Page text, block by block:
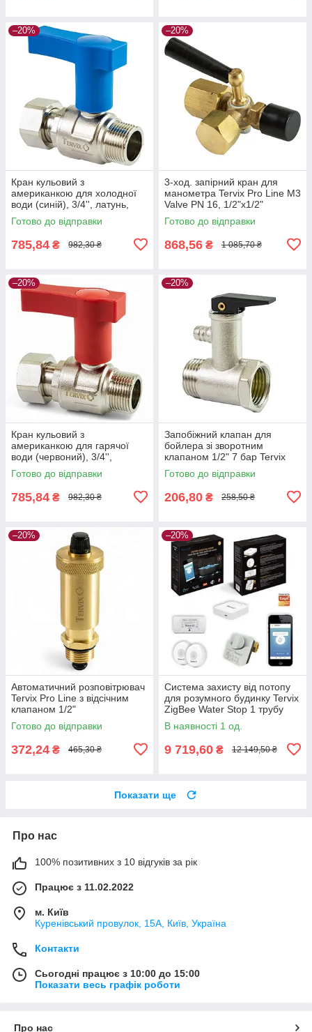
–20%
Кран кульовий з
американкою для холодної
води (синій), 3/4'', латунь,
Tervix Pro Line WD
Готово до відправки
785,84 ₴ 982,30 ₴
–20%
3-ход. запірний кран для
манометра Tervix Pro Line M3
Valve PN 16, 1/2"х1/2"
Готово до відправки
868,56 ₴ 1 085,70 ₴
–20%
Кран кульовий з
американкою для гарячої
води (червоний), 3/4'',
латунь, Tervix Pro Line WD
Готово до відправки
785,84 ₴ 982,30 ₴
–20%
Запобіжний клапан для
бойлера зі зворотним
клапаном 1/2" 7 бар Tervix
Pro Line Volcano
Готово до відправки
206,80 ₴ 258,50 ₴
–20%
Автоматичний розповітрювач
Tervix Pro Line з відсічним
клапаном 1/2"
Готово до відправки
372,24 ₴ 465,30 ₴
–20%
Система захисту від потопу
для розумного будинку Tervix
ZigBee Water Stop 1 трубу
1/2"
В наявності 1 од.
9 719,60 ₴ 12 149,50 ₴
Показати ще
Про нас
100% позитивних з 10 відгуків за рік
Працює з 11.02.2022
м. Київ
Куренівський провулок, 15А, Київ, Україна
Контакти
Сьогодні працює з 10:00 до 15:00
Показати весь графік роботи
Про нас